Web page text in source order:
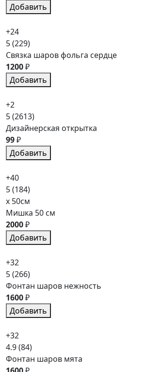
Добавить
+24
5(229)
Связка шаров фольга сердце
1200₽
Добавить
+2
5(2613)
Дизайнерская открытка
99₽
Добавить
+40
5(184)
x 50см
Мишка 50 см
2000₽
Добавить
+32
5(266)
Фонтан шаров нежность
1600₽
Добавить
+32
4.9(84)
Фонтан шаров мята